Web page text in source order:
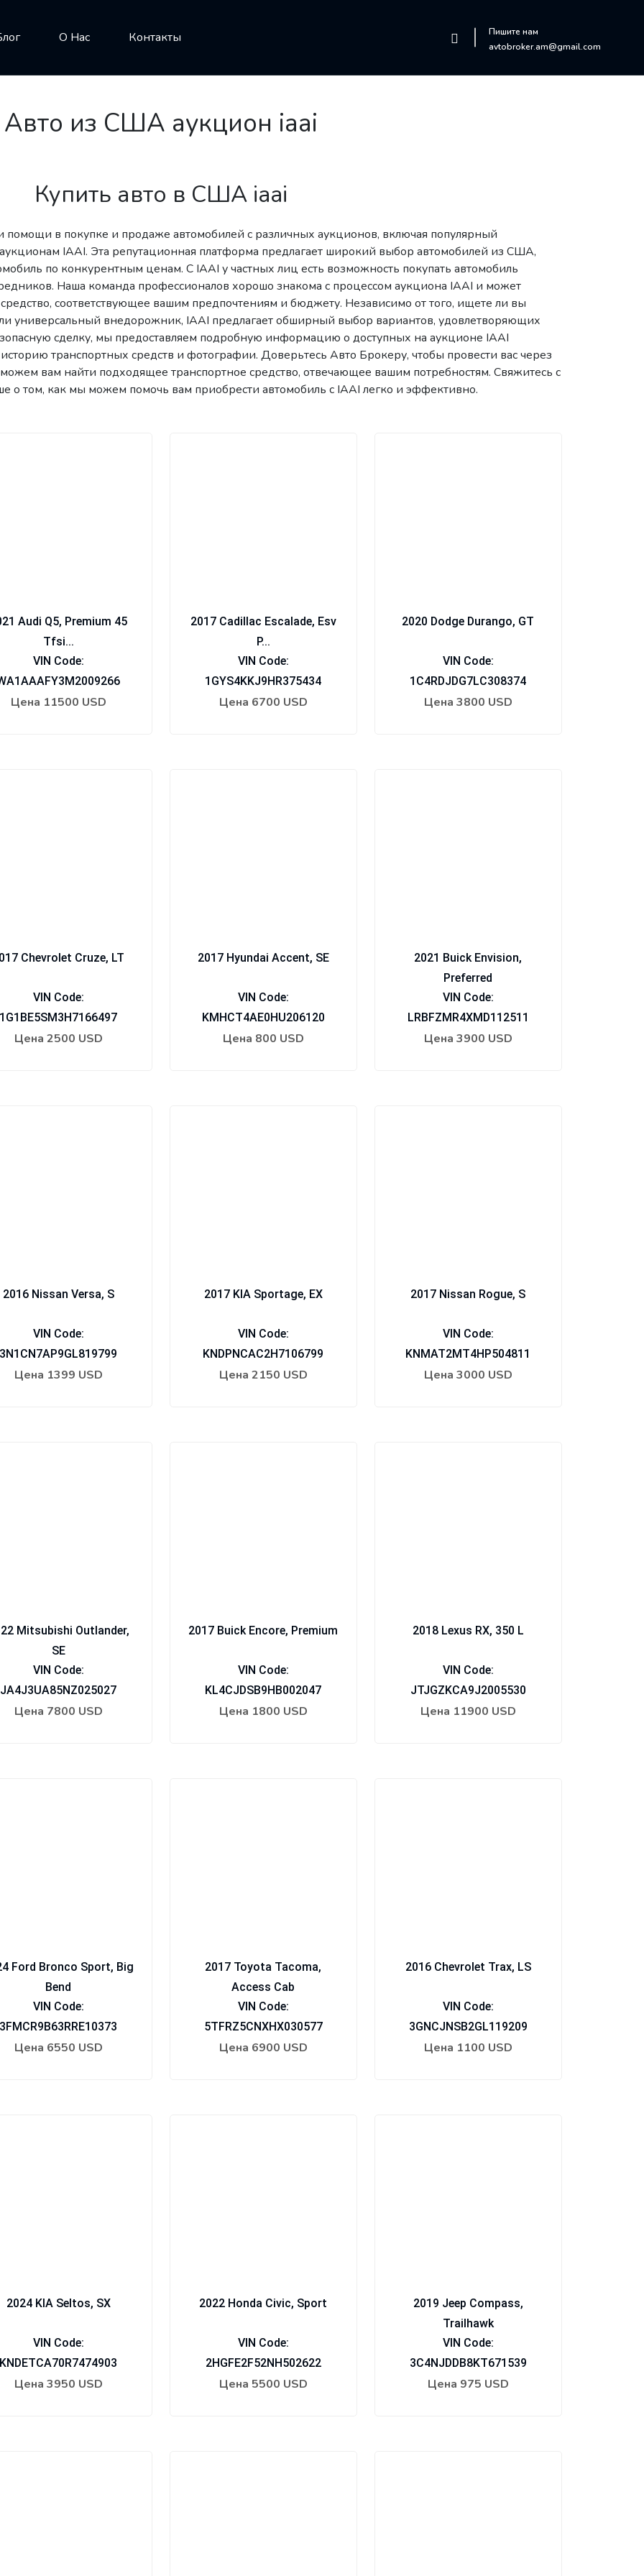
О Нас Контакты
Пишите нам
avtobroker.am@gmail.com
Авто из США аукцион iaai
Купить авто в США iaai
помощи в покупке и продаже автомобилей с различных аукционов, включая популярный
IAAI. Эта репутационная платформа предлагает широкий выбор автомобилей из США,
по конкурентным ценам. С IAAI у частных лиц есть возможность покупать автомобиль
Наша команда профессионалов хорошо знакома с процессом аукциона IAAI и может
соответствующее вашим предпочтениям и бюджету. Независимо от того, ищете ли вы
универсальный внедорожник, IAAI предлагает обширный выбор вариантов, удовлетворяющих
сделку, мы предоставляем подробную информацию о доступных на аукционе IAAI
транспортных средств и фотографии. Доверьтесь Авто Брокеру, чтобы провести вас через
вам найти подходящее транспортное средство, отвечающее вашим потребностям. Свяжитесь с
о том, как мы можем помочь вам приобрести автомобиль с IAAI легко и эффективно.
Audi Q5, Premium 45
Tfsi...
VIN Code:
Цена 11500 USD
2017 Cadillac Escalade, Esv
P...
VIN Code:
1GYS4KKJ9HR375434
Цена 6700 USD
2020 Dodge Durango, GT
VIN Code:
1C4RDJDG7LC308374
Цена 3800 USD
Chevrolet Cruze, LT
VIN Code:
1G1BE5SM3H7166497
Цена 2500 USD
2017 Hyundai Accent, SE
VIN Code:
KMHCT4AE0HU206120
Цена 800 USD
2021 Buick Envision,
Preferred
VIN Code:
LRBFZMR4XMD112511
Цена 3900 USD
2016 Nissan Versa, S
VIN Code:
3N1CN7AP9GL819799
Цена 1399 USD
2017 KIA Sportage, EX
VIN Code:
KNDPNCAC2H7106799
Цена 2150 USD
2017 Nissan Rogue, S
VIN Code:
KNMAT2MT4HP504811
Цена 3000 USD
Mitsubishi Outlander,
SE
VIN Code:
JA4J3UA85NZ025027
Цена 7800 USD
2017 Buick Encore, Premium
VIN Code:
KL4CJDSB9HB002047
Цена 1800 USD
2018 Lexus RX, 350 L
VIN Code:
JTJGZKCA9J2005530
Цена 11900 USD
Ford Bronco Sport, Big
Bend
VIN Code:
3FMCR9B63RRE10373
Цена 6550 USD
2017 Toyota Tacoma,
Access Cab
VIN Code:
5TFRZ5CNXHX030577
Цена 6900 USD
2016 Chevrolet Trax, LS
VIN Code:
3GNCJNSB2GL119209
Цена 1100 USD
2024 KIA Seltos, SX
VIN Code:
KNDETCA70R7474903
Цена 3950 USD
2022 Honda Civic, Sport
VIN Code:
2HGFE2F52NH502622
Цена 5500 USD
2019 Jeep Compass,
Trailhawk
VIN Code:
3C4NJDDB8KT671539
Цена 975 USD